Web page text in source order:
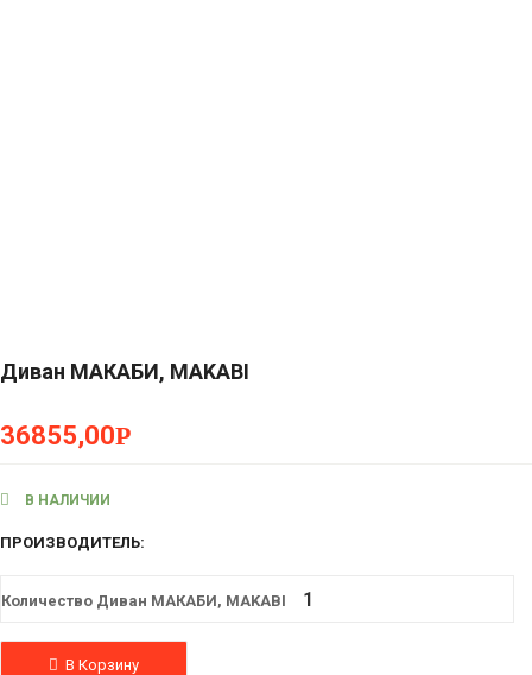
Диван МАКАБИ, MAKABI
36855,00Р
В НАЛИЧИИ
ПРОИЗВОДИТЕЛЬ:
Количество Диван МАКАБИ, MAKABI
В Корзину